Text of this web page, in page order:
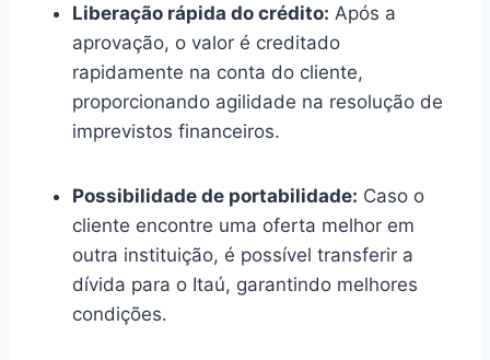
Liberação rápida do crédito: Após a
aprovação, o valor é creditado
rapidamente na conta do cliente,
proporcionando agilidade na resolução de
imprevistos financeiros.
Possibilidade de portabilidade: Caso o
cliente encontre uma oferta melhor em
outra instituição, é possível transferir a
dívida para o Itaú, garantindo melhores
condições.